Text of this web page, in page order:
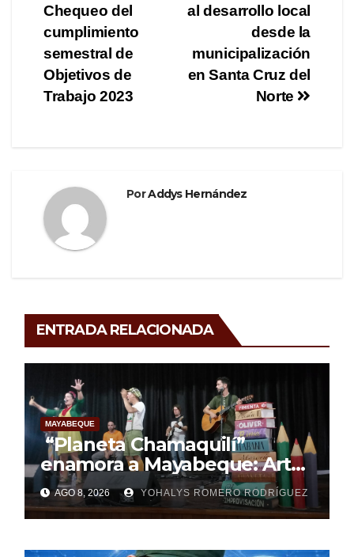
b
o
o
k
m
ar
de
entradas
al desarrollo local
desde la
municipalización
en Santa Cruz del
Norte
Chequeo del
cumplimiento
semestral de
Objetivos de
Trabajo 2023
PorAddys Hernández
ENTRADA RELACIONADA
MAYABEQUE
“Planeta Chamaquilí”
enamora a Mayabeque: Arte,
poesía y amor en la Semana
Mundial de la Lactancia
Materna
AGO 8, 2026 YOHALYS ROMERO RODRÍGUEZ